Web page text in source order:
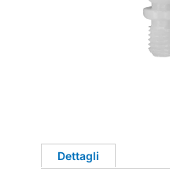
Dettagli